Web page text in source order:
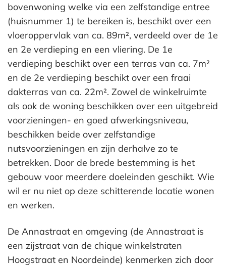
bovenwoning welke via een zelfstandige entree
(huisnummer 1) te bereiken is, beschikt over een
vloeroppervlak van ca. 89m², verdeeld over de 1e
en 2e verdieping en een vliering. De 1e
verdieping beschikt over een terras van ca. 7m²
en de 2e verdieping beschikt over een fraai
dakterras van ca. 22m². Zowel de winkelruimte
als ook de woning beschikken over een uitgebreid
voorzieningen- en goed afwerkingsniveau,
beschikken beide over zelfstandige
nutsvoorzieningen en zijn derhalve zo te
betrekken. Door de brede bestemming is het
gebouw voor meerdere doeleinden geschikt. Wie
wil er nu niet op deze schitterende locatie wonen
en werken.
De Annastraat en omgeving (de Annastraat is
een zijstraat van de chique winkelstraten
Hoogstraat en Noordeinde) kenmerken zich door